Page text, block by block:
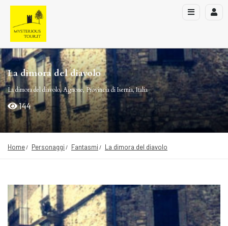
La dimora del diavolo
La dimora del diavolo, Agnone, Provincia di Isernia, Italia
144
Home Personaggi Fantasmi La dimora del diavolo